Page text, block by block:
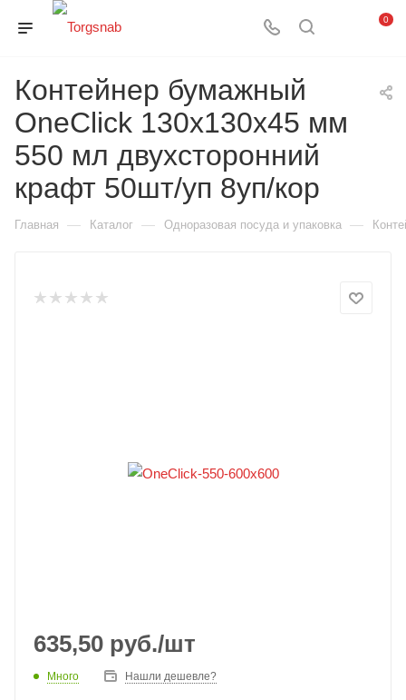
0
Контейнер бумажный
OneClick 130х130х45 мм
550 мл двухсторонний
крафт 50шт/уп 8уп/кор
Главная — Каталог — Одноразовая посуда и упаковка —
635,50 руб./шт
Много Нашли дешевле?